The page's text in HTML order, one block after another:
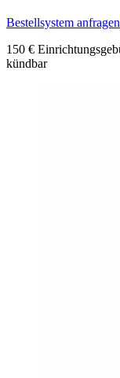
Bestellsystem anfragen
150 €
kündbar